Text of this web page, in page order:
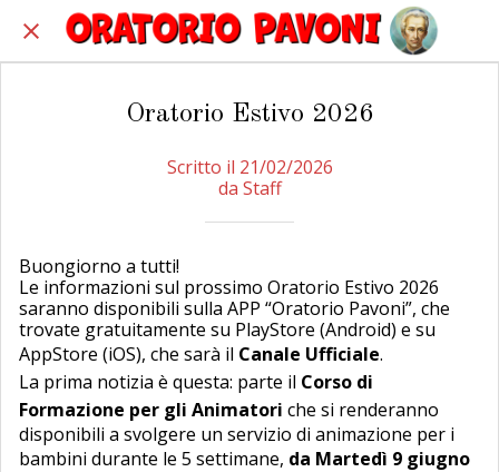
Oratorio Estivo 2026
Scritto il 21/02/2026
da Staff
Buongiorno a tutti!
Le informazioni sul prossimo Oratorio Estivo 2026
saranno disponibili sulla APP “Oratorio Pavoni”, che
trovate gratuitamente su PlayStore (Android) e su
AppStore (iOS), che sarà il Canale Ufficiale.
La prima notizia è questa: parte il Corso di
Formazione per gli Animatori che si renderanno
disponibili a svolgere un servizio di animazione per i
bambini durante le 5 settimane, da Martedì 9 giugno